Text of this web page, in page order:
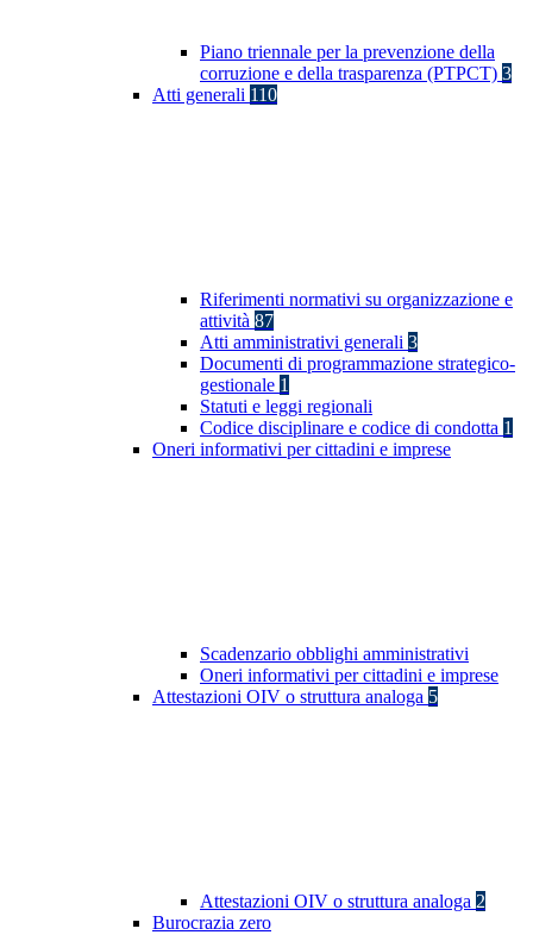
Piano triennale per la prevenzione della
corruzione e della trasparenza (PTPCT) 3
Atti generali 110
Riferimenti normativi su organizzazione e
attività 87
Atti amministrativi generali 3
Documenti di programmazione strategico-
gestionale 1
Statuti e leggi regionali
Codice disciplinare e codice di condotta 1
Oneri informativi per cittadini e imprese
Scadenzario obblighi amministrativi
Oneri informativi per cittadini e imprese
Attestazioni OIV o struttura analoga 5
Attestazioni OIV o struttura analoga 2
Burocrazia zero